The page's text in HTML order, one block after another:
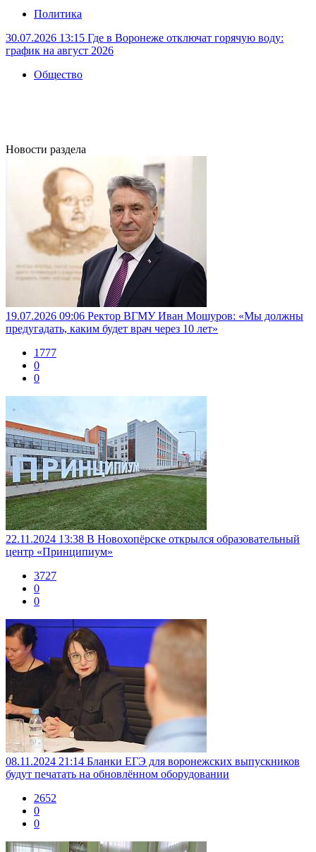
Политика
30.07.2026 13:15 Где в Воронеже отключат горячую воду:
график на август 2026
Общество
Новости раздела
19.07.2026 09:06 Ректор ВГМУ Иван Мошуров: «Мы должны
предугадать, каким будет врач через 10 лет»
1777
0
0
22.11.2024 13:38 В Новохопёрске открылся образовательный
центр «Принципиум»
3727
0
0
08.11.2024 21:14 Бланки ЕГЭ для воронежских выпускников
будут печатать на обновлённом оборудовании
2652
0
0